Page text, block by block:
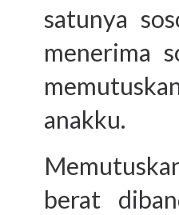
satunya
menerima
anakku.
berat